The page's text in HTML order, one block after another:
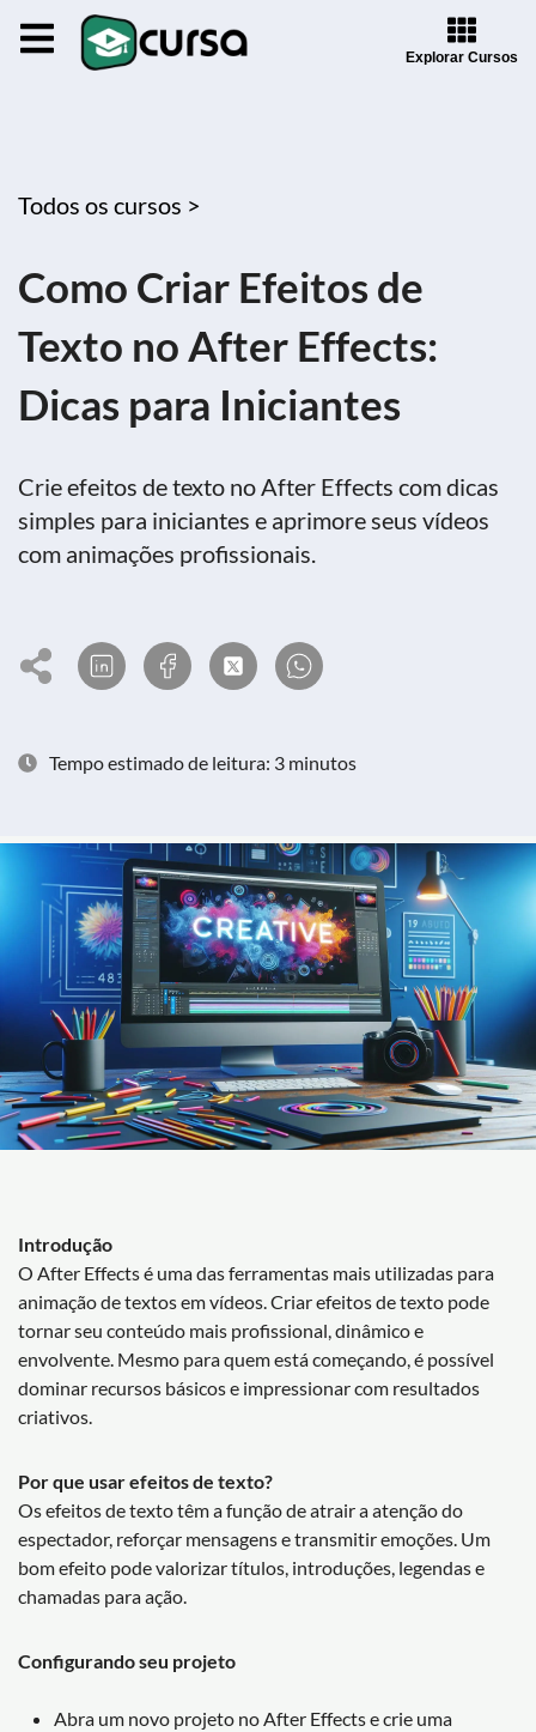
Explorar Cursos
Todos os cursos >
Como Criar Efeitos de
Texto no After Effects:
Dicas para Iniciantes
Crie efeitos de texto no After Effects com dicas
simples para iniciantes e aprimore seus vídeos
com animações profissionais.
Tempo estimado de leitura: 3 minutos
Introdução
O After Effects é uma das ferramentas mais utilizadas para
animação de textos em vídeos. Criar efeitos de texto pode
tornar seu conteúdo mais profissional, dinâmico e
envolvente. Mesmo para quem está começando, é possível
dominar recursos básicos e impressionar com resultados
criativos.
Por que usar efeitos de texto?
Os efeitos de texto têm a função de atrair a atenção do
espectador, reforçar mensagens e transmitir emoções. Um
bom efeito pode valorizar títulos, introduções, legendas e
chamadas para ação.
Configurando seu projeto
Abra um novo projeto no After Effects e crie uma